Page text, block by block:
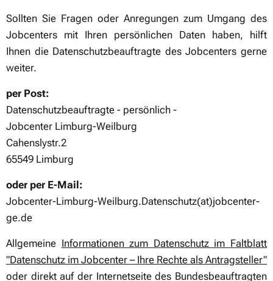
Sollten Sie Fragen oder Anregungen zum Umgang des
Jobcenters mit Ihren persönlichen Daten haben, hilft
Ihnen die Datenschutzbeauftragte des Jobcenters gerne
weiter.
per Post:
Datenschutzbeauftragte - persönlich -
Jobcenter Limburg-Weilburg
Cahenslystr.2
65549 Limburg
oder per E-Mail:
Jobcenter-Limburg-Weilburg.Datenschutz(at)jobcenter-
ge.de
Allgemeine Informationen zum Datenschutz im Faltblatt
"Datenschutz im Jobcenter – Ihre Rechte als Antragsteller"
oder direkt auf der Internetseite des Bundesbeauftragten